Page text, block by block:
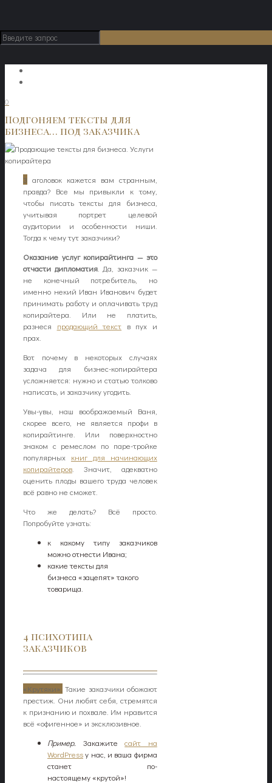
0
Подгоняем тексты для
бизнеса… под заказчика
З аголовок кажется вам странным,
правда? Все мы привыкли к тому,
чтобы писать тексты для бизнеса,
учитывая портрет целевой
аудитории и особенности ниши.
Тогда к чему тут заказчики?
Оказание услуг копирайтинга — это
отчасти дипломатия. Да, заказчик —
не конечный потребитель, но
именно некий Иван Иванович будет
принимать работу и оплачивать труд
копирайтера. Или не платить,
разнеся продающий текст в пух и
прах.
Вот почему в некоторых случаях
задача для бизнес-копирайтера
усложняется: нужно и статью толково
написать, и заказчику угодить.
Увы-увы, наш воображаемый Ваня,
скорее всего, не является профи в
копирайтинге. Или поверхностно
знаком с ремеслом по паре-тройке
популярных книг для начинающих
копирайтеров. Значит, адекватно
оценить плоды вашего труда человек
всё равно не сможет.
Что же делать? Всё просто.
Попробуйте узнать:
к какому типу заказчиков
можно отнести Ивана;
какие тексты для
бизнеса «зацепят» такого
товарища.
4 психотипа
заказчиков
«Крутяки». Такие заказчики обожают
престиж. Они любят себя, стремятся
к признанию и похвале. Им нравится
всё «офигенное» и эксклюзивное.
Пример. Закажитесайт на
WordPressу нас, и ваша фирма
станет по-
настоящему «крутой»!